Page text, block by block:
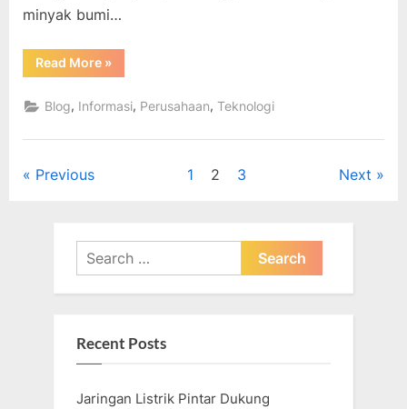
minyak bumi…
Read More“Esa
Eco
Gabungkan
Teknik
Dan
»
Blog, Informasi, Perusahaan,Teknologi
Posts
Previous 1 2 3 Next
Search
for:
Recent Posts
Jaringan Listrik Pintar Dukung